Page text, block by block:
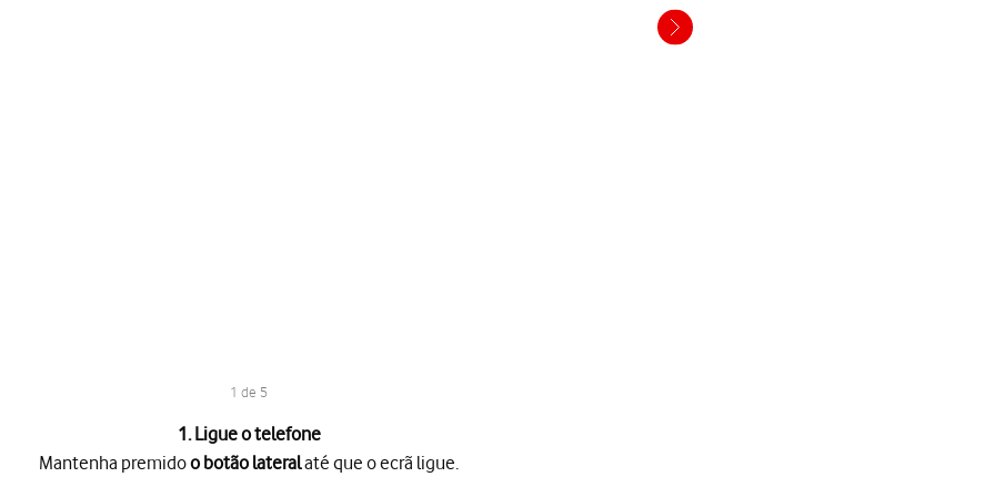
1 de 5
1. Ligue o telefone
Mantenha premidoo botão lateralaté que o ecrã ligue.